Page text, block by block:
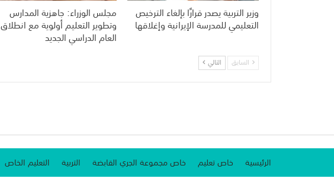
وزير التربية يصدر قرارًا بإلغاء الترخيص
التعليمي للمدرسة الإيرانية وإغلاقها
مجلس الوزراء: جاهزية المدارس
وتطوير التعليم أولوية مع انطلاق
العام الدراسي الجديد
السابق التالي
الرئيسية خاص تعليم خاص مجموعة الجري القابضة التربية التعليم الخاص